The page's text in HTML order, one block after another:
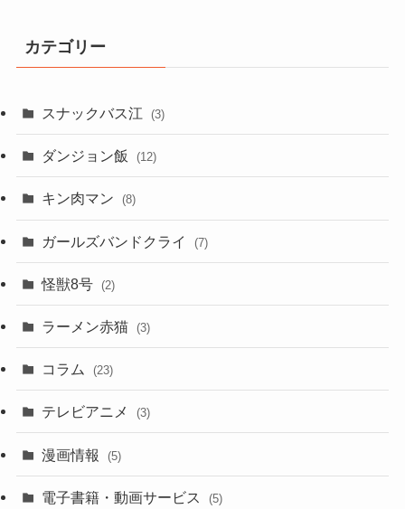
カテゴリー
スナックバス江 (3)
ダンジョン飯 (12)
キン肉マン (8)
ガールズバンドクライ (7)
怪獣8号 (2)
ラーメン赤猫 (3)
コラム (23)
テレビアニメ (3)
漫画情報 (5)
電子書籍・動画サービス (5)